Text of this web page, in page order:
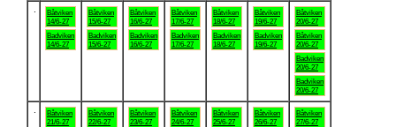
Båtviken
14/6-27
Badviken
14/6-27
Båtviken
15/6-27
Badviken
15/6-27
Båtviken
16/6-27
Badviken
16/6-27
Båtviken
17/6-27
Badviken
17/6-27
Båtviken
18/6-27
Badviken
18/6-27
Båtviken
19/6-27
Badviken
19/6-27
Båtviken
20/6-27
Båtviken
20/6-27
Badviken
20/6-27
Badviken
20/6-27
Båtviken
21/6-27
Båtviken
22/6-27
Båtviken
23/6-27
Båtviken
24/6-27
Båtviken
25/6-27
Båtviken
26/6-27
Båtviken
27/6-27